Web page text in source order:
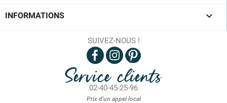
INFORMATIONS 
SUIVEZ-NOUS !
Service clients
02-40-45-25-96
Prix d'un appel local